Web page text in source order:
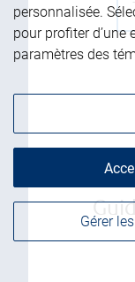
personnalisée.
pour profiter d’une
paramètres des
Gérer